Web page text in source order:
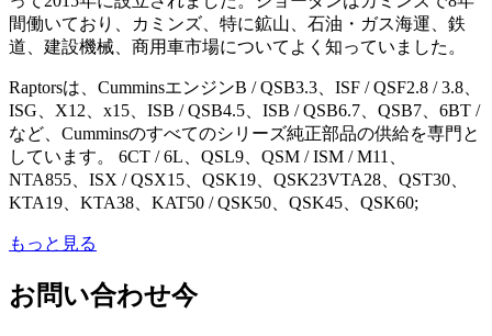
間働いており、カミンズ、特に鉱山、石油・ガス海運、鉄
道、建設機械、商用車市場についてよく知っていました。
Raptorsは、CumminsエンジンB / QSB3.3、ISF / QSF2.8 / 3.8、
ISG、X12、x15、ISB / QSB4.5、ISB / QSB6.7、QSB7、6BT /
など、Cumminsのすべてのシリーズ純正部品の供給を専門と
しています。 6CT / 6L、QSL9、QSM / ISM / M11、
NTA855、ISX / QSX15、QSK19、QSK23VTA28、QST30、
KTA19、KTA38、KAT50 / QSK50、QSK45、QSK60;
もっと見る
お問い合わせ今